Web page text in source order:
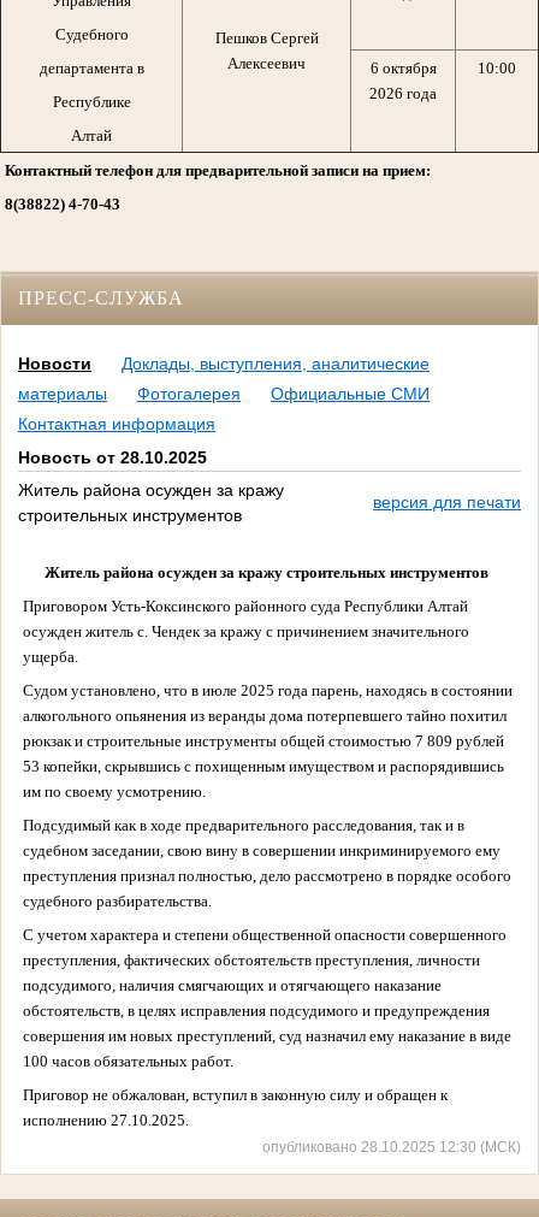
Судебного
департамента в
Республике
Алтай
Пешков Сергей
Алексеевич
6 октября
2026 года
10:00
Контактный телефон для предварительной записи на прием:
8(38822) 4-70-43
ПРЕСС-СЛУЖБА
Новости
Доклады, выступления, аналитические
материалы
Фотогалерея
Официальные СМИ
Контактная информация
Новость от 28.10.2025
Житель района осужден за кражу
строительных инструментов
версия для печати
Житель района осужден за кражу строительных инструментов
Приговором Усть-Коксинского районного суда Республики Алтай
осужден житель с. Чендек за кражу с причинением значительного
ущерба.
Судом установлено, что в июле 2025 года парень, находясь в состоянии
алкогольного опьянения из веранды дома потерпевшего тайно похитил
рюкзак и строительные инструменты общей стоимостью 7 809 рублей
53 копейки, скрывшись с похищенным имуществом и распорядившись
им по своему усмотрению.
Подсудимый как в ходе предварительного расследования, так и в
судебном заседании, свою вину в совершении инкриминируемого ему
преступления признал полностью, дело рассмотрено в порядке особого
судебного разбирательства.
С учетом характера и степени общественной опасности совершенного
преступления, фактических обстоятельств преступления, личности
подсудимого, наличия смягчающих и отягчающего наказание
обстоятельств, в целях исправления подсудимого и предупреждения
совершения им новых преступлений, суд назначил ему наказание в виде
100 часов обязательных работ.
Приговор не обжалован, вступил в законную силу и обращен к
исполнению 27.10.2025.
опубликовано 28.10.2025 12:30 (МСК)